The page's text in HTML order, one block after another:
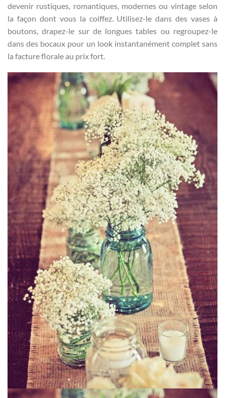
devenir rustiques, romantiques, modernes ou vintage selon
la façon dont vous la coiffez. Utilisez-le dans des vases à
boutons, drapez-le sur de longues tables ou regroupez-le
dans des bocaux pour un look instantanément complet sans
la facture florale au prix fort.